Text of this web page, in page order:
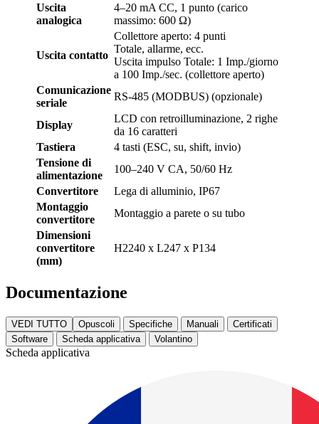
Uscita
analogica
4–20 mA CC, 1 punto (carico
massimo: 600 Ω)
Uscita contatto
Collettore aperto: 4 punti
Totale, allarme, ecc.
Uscita impulso Totale: 1 Imp./giorno
a 100 Imp./sec. (collettore aperto)
Comunicazione
seriale
RS-485 (MODBUS) (opzionale)
Display
LCD con retroilluminazione, 2 righe
da 16 caratteri
Tastiera
4 tasti (ESC, su, shift, invio)
Tensione di
alimentazione
100–240 V CA, 50/60 Hz
Convertitore
Lega di alluminio, IP67
Montaggio
convertitore
Montaggio a parete o su tubo
Dimensioni
convertitore
(mm)
H2240 x L247 x P134
Documentazione
VEDI TUTTO Opuscoli Specifiche Manuali
Certificati
Software
Scheda applicativa Volantino
Scheda applicativa